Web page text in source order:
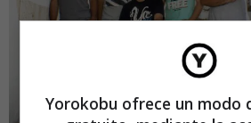
Yorokobu ofrece un modo